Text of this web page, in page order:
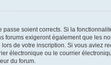
soient corrects. Si la
forums exigeront également que les
de votre inscription. Si vous aviez
électronique ou le courrier
du forum.